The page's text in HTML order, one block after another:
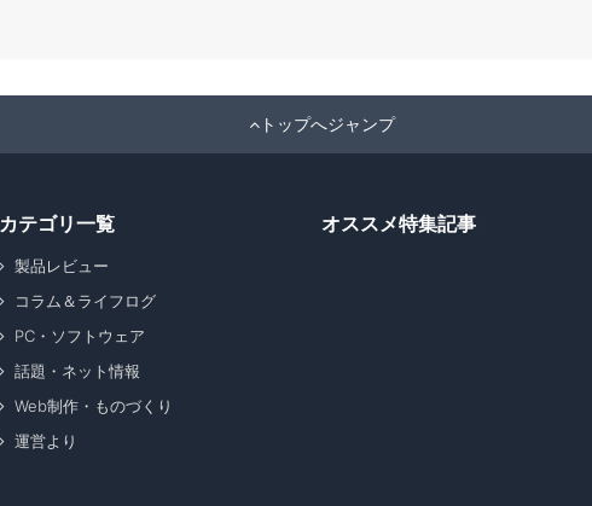
トップへジャンプ
カテゴリ一覧
製品レビュー
コラム＆ライフログ
PC・ソフトウェア
話題・ネット情報
Web制作・ものづくり
運営より
オススメ特集記事